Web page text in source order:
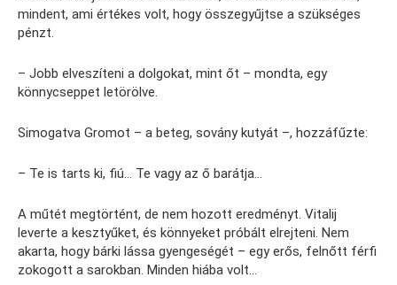
mindent, ami értékes volt, hogy összegyűjtse a szükséges
pénzt.
– Jobb elveszíteni a dolgokat, mint őt – mondta, egy
könnycseppet letörölve.
Simogatva Gromot – a beteg, sovány kutyát –, hozzáfűzte:
– Te is tarts ki, fiú… Te vagy az ő barátja…
A műtét megtörtént, de nem hozott eredményt. Vitalij
leverte a kesztyűket, és könnyeket próbált elrejteni. Nem
akarta, hogy bárki lássa gyengeségét – egy erős, felnőtt férfi
zokogott a sarokban. Minden hiába volt…